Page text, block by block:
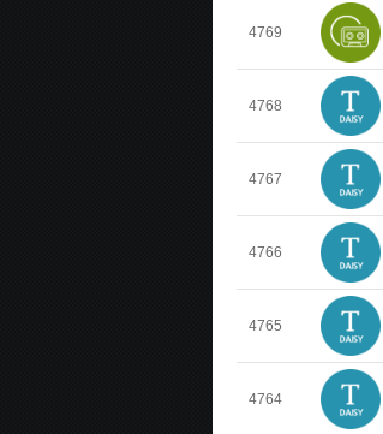
4769
4768
4767
4766
4765
4764